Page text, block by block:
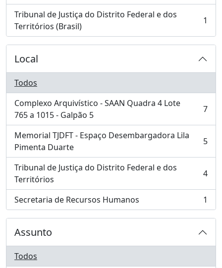
Tribunal de Justiça do Distrito Federal e dos
Territórios (Brasil)
, 1 resultados 1
Local
Todos
Complexo Arquivístico - SAAN Quadra 4 Lote
765 a 1015 - Galpão 5
, 7 resultados 7
Memorial TJDFT - Espaço Desembargadora Lila
Pimenta Duarte
, 5 resultados 5
Tribunal de Justiça do Distrito Federal e dos
Territórios
, 4 resultados 4
Secretaria de Recursos Humanos
, 1 resultados 1
Assunto
Todos